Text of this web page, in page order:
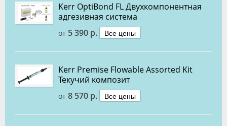
Kerr OptiBond FL Двухкомпонентная
адгезивная система
от 5 390 р. Все цены
Kerr Premise Flowable Assorted Kit
Текучий композит
от 8 570 р. Все цены